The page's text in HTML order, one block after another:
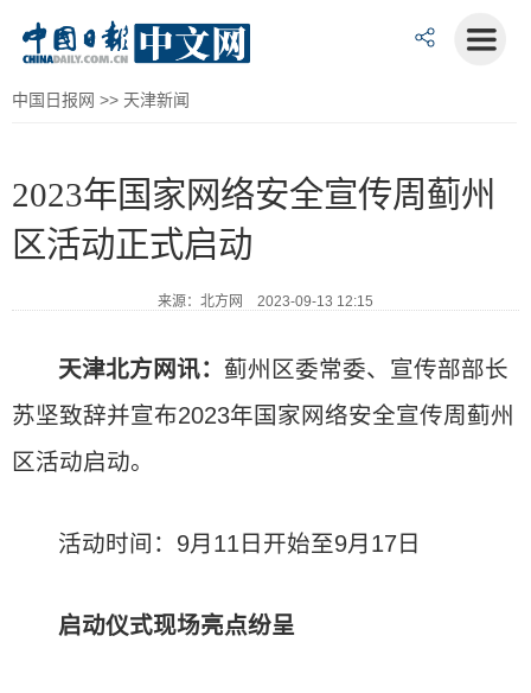
中国日报网 >> 天津新闻
2023年国家网络安全宣传周蓟州
区活动正式启动
来源：北方网 2023-09-13 12:15
天津北方网讯：蓟州区委常委、宣传部部长
苏坚致辞并宣布2023年国家网络安全宣传周蓟州
区活动启动。
活动时间：9月11日开始至9月17日
启动仪式现场亮点纷呈